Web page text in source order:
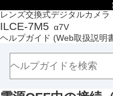
レンズ交換式デジタルカメラ
ILCE-7M5 α7V
ヘルプガイド (Web取扱説明
トップページ
ヘルプガイドの使いかた
本体と付属品を確認する